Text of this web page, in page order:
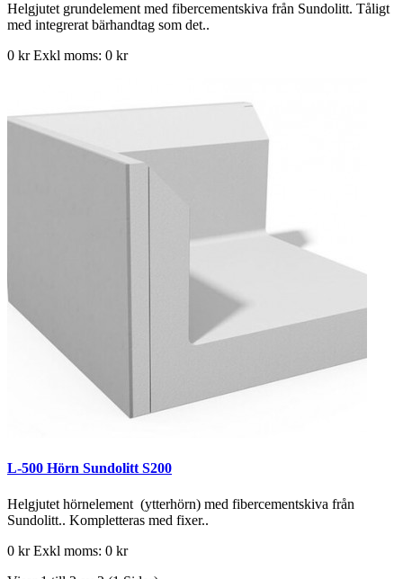
Helgjutet grundelement med fibercementskiva från Sundolitt. Tåligt
med integrerat bärhandtag som det..
0 krExkl moms: 0 kr
L-500 Hörn Sundolitt S200
Helgjutet hörnelement (ytterhörn) med fibercementskiva från
Sundolitt.. Kompletteras med fixer..
0 krExkl moms: 0 kr